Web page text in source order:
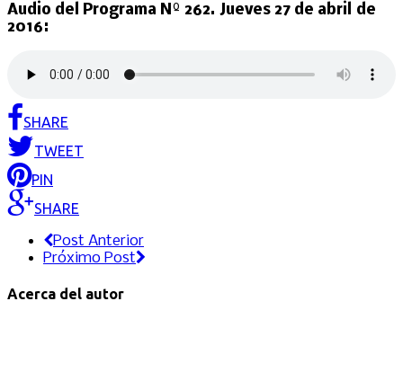
Audio del Programa Nº 262. Jueves 27 de abril de
2016:
SHARE
TWEET
PIN
SHARE
Post Anterior
Próximo Post
Acerca del autor